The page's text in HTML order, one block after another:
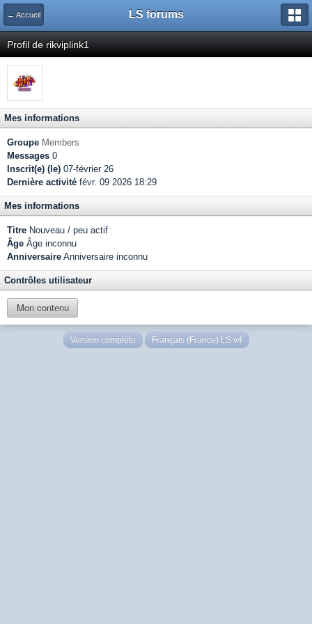
← Accueil LS forums
Profil de rikviplink1
Mes informations
Groupe Members
Messages 0
Inscrit(e) (le) 07-février 26
Dernière activité févr. 09 2026 18:29
Mes informations
Titre Nouveau / peu actif
Âge Âge inconnu
Anniversaire Anniversaire inconnu
Contrôles utilisateur
Mon contenu
Version complète Français (France) LS v4